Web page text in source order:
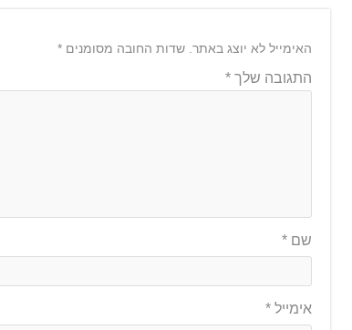
האימייל לא יוצג באתר. שדות החובה מסומנים *
התגובה שלך *
שם *
אימייל *